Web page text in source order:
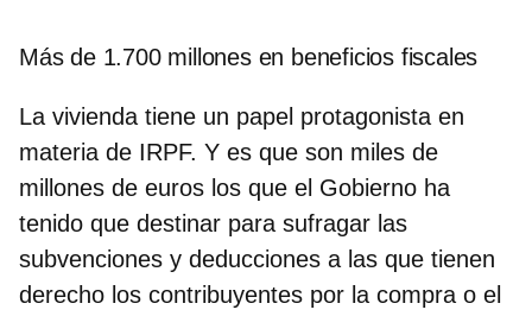
Más de 1.700 millones en beneficios fiscales
La vivienda tiene un papel protagonista en
materia de IRPF. Y es que son miles de
millones de euros los que el Gobierno ha
tenido que destinar para sufragar las
subvenciones y deducciones a las que tienen
derecho los contribuyentes por la compra o el